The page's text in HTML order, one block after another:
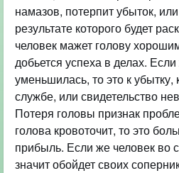
намазов, потерпит убыток,
результате которого будет
человек мажет голову
добьется успеха в делах.
уменьшилась, то это к
службе, или свидетельство
Потеря головы признак
голова кровоточит, то это
прибыль. Если же человек во
значит обойдет своих